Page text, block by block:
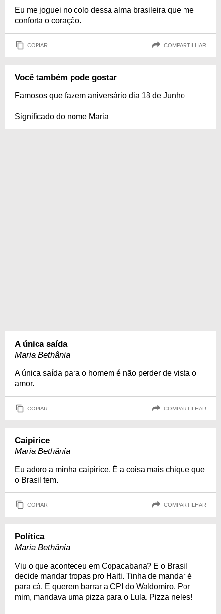
Eu me joguei no colo dessa alma brasileira que me
conforta o coração.
COPIAR COMPARTILHAR
Você também pode gostar
Famosos que fazem aniversário dia 18 de Junho
Significado do nome Maria
A única saída
Maria Bethânia
A única saída para o homem é não perder de vista o
amor.
COPIAR COMPARTILHAR
Caipirice
Maria Bethânia
Eu adoro a minha caipirice. É a coisa mais chique que
o Brasil tem.
COPIAR COMPARTILHAR
Política
Maria Bethânia
Viu o que aconteceu em Copacabana? E o Brasil
decide mandar tropas pro Haiti. Tinha de mandar é
para cá. E querem barrar a CPI do Waldomiro. Por
mim, mandava uma pizza para o Lula. Pizza neles!